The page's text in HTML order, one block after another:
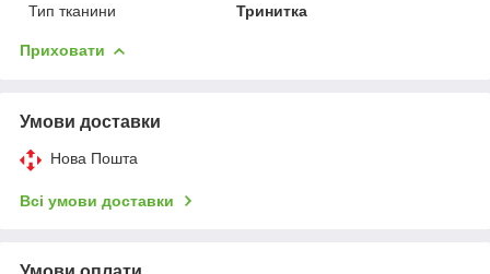
Тип тканини
Тринитка
Приховати
Умови доставки
Нова Пошта
Всі умови доставки